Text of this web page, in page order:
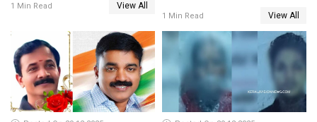
1 Min Read View All
പിഴ
1 Min Read View All